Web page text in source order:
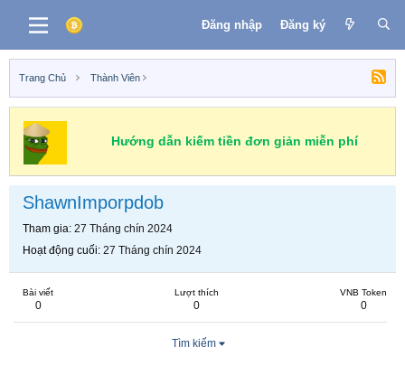
Đăng nhập Đăng ký
Trang Chủ Thành Viên
Hướng dẫn kiếm tiền đơn giản miễn phí
ShawnImporpdob
Tham gia 27 Tháng chín 2024
Hoạt động cuối 27 Tháng chín 2024
Bài viết
0
Lượt thích
0
VNB Token
0
Tìm kiếm